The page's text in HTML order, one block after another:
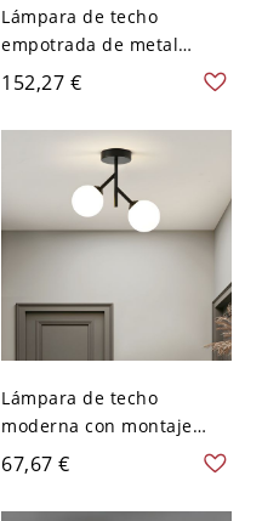
Lámpara de techo
empotrada de metal
negro tradicional con
pantalla de vidrio
esmerilado - 110 A 120 V
152,27 €
Lámpara de techo
moderna con montaje
semiempotrado de vidrio
bi-pin y 2 pantallas de
vidrio blanco para uso
67,67 €